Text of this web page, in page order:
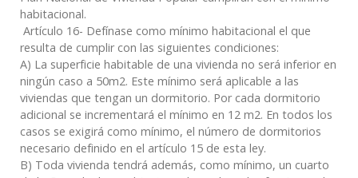
habitacional.
Artículo 16- Defínase como mínimo habitacional el que
resulta de cumplir con las siguientes condiciones:
A) La superficie habitable de una vivienda no será inferior en
ningún caso a 50m2. Este mínimo será aplicable a las
viviendas que tengan un dormitorio. Por cada dormitorio
adicional se incrementará el mínimo en 12 m2. En todos los
casos se exigirá como mínimo, el número de dormitorios
necesario definido en el artículo 15 de esta ley.
B) Toda vivienda tendrá además, como mínimo, un cuarto